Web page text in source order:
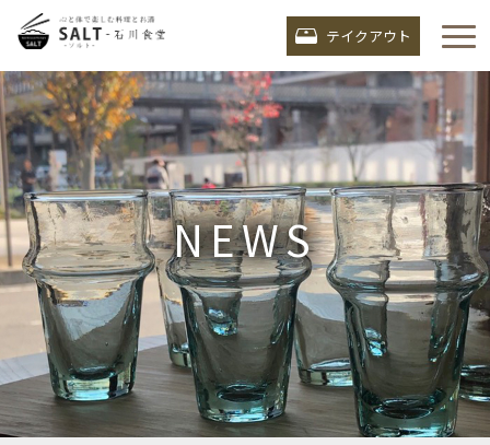
テイクアウト
NEWS